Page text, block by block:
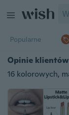
Popularne
Opinie klientów